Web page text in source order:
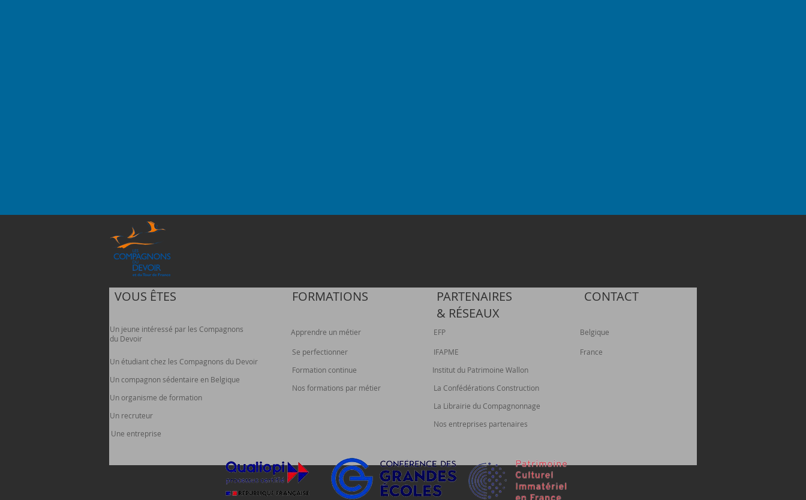
VOUS ÊTES
Un jeune intéressé par les Compagnons
du Devoir
Un étudiant chez les Compagnons du Devoir
Un compagnon sédentaire en Belgique
Un organisme de formation
Un recruteur
Une entreprise
FORMATIONS
Apprendre un métier
Se perfectionner
Formation continue
Nos formations par métier
PARTENAIRES
& RÉSEAUX
EFP
IFAPME
Institut du Patrimoine Wallon
La Confédérations Construction
La Librairie du Compagnonnage
Nos entreprises partenaires
CONTACT
Belgique
France